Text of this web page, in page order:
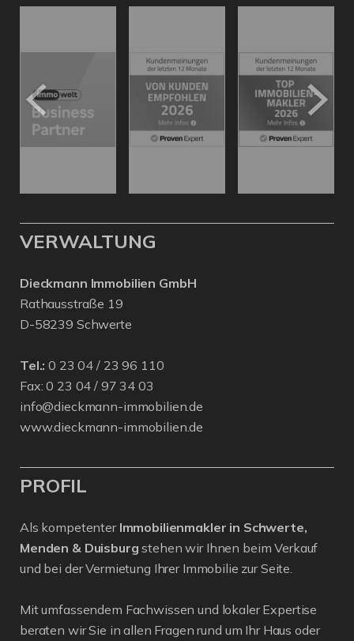
VERWALTUNG
Dieckmann Immobilien GmbH
Rathausstraße 19
D-58239 Schwerte
Tel.: 0 23 04 / 23 96 110
Fax: 0 23 04 / 97 34 03
info@dieckmann-immobilien.de
www.dieckmann-immobilien.de
PROFIL
Als kompetenter Immobilienmakler in Schwerte,
Menden & Duisburg stehen wir Ihnen beim Verkauf
und bei der Vermietung Ihrer Immobilie zur Seite.
Mit umfassendem Fachwissen und lokaler Expertise
beraten wir Sie in allen Fragen rund um Ihr Haus oder